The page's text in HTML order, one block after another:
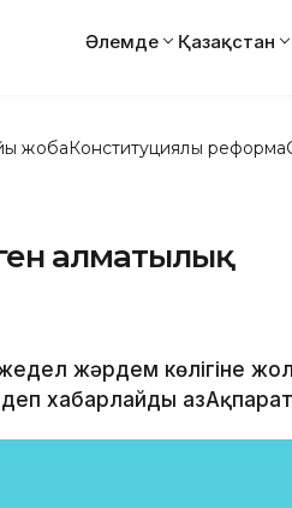
Әлемде Қазақстан
жобаКонституциялық реформа
алматылық
жәрдем көлігіне
хабарлайды ҚазАқпарат